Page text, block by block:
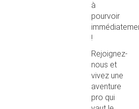
à
pourvoir
!
Rejoignez-
nous et
vivez une
aventure
pro qui